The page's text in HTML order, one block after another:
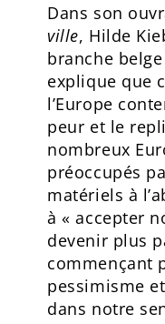
Dans son
ville, Hilde
branche belge
explique que
l’Europe
peur et le
nombreux
préoccupés
matériels à
à « accepter
devenir plus
commençant
pessimisme
dans notre